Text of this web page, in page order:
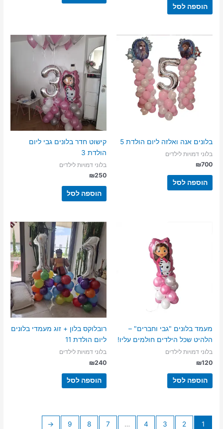
הוספה לסל
בלונים אנה ואלזה ליום הולדת 5
בלוני דמויות לילדים
₪700
הוספה לסל
קישוט חדר בלונים גבי ליום
הולדת 3
בלוני דמויות לילדים
₪250
הוספה לסל
מעמד בלונים "גבי וחברים" –
הלהיט שכל הילדים חולמים עליו!
בלוני דמויות לילדים
₪120
הוספה לסל
רובלוקס בלון + זוג מעמדי בלונים
ליום הולדת 11
בלוני דמויות לילדים
₪240
הוספה לסל
1
2
3
4
…
7
8
9
←